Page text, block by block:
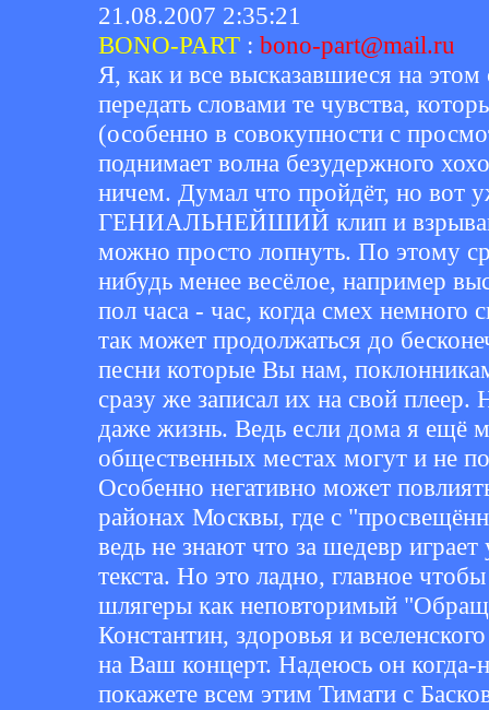
21.08.2007 2:35:21
BONO-PART : bono-part@mail.ru
Я, как и все высказавшиеся на
передать словами те чувства,
(особенно в совокупности с
поднимает волна безудержного
ничем. Думал что пройдёт, но вот
ГЕНИАЛЬНЕЙШИЙ клип и
можно просто лопнуть. По этому
нибудь менее весёлое, например
пол часа - час, когда смех
так может продолжаться до
песни которые Вы нам,
сразу же записал их на свой плеер.
даже жизнь. Ведь если дома я ещё
общественных местах могут и не
Особенно негативно может
районах Москвы, где с
ведь не знают что за шедевр
текста. Но это ладно, главное
шлягеры как неповторимый
Константин, здоровья и
на Ваш концерт. Надеюсь он
покажете всем этим Тимати с